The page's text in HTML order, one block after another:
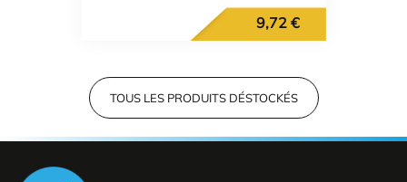
9,72 €
TOUS LES PRODUITS DÉSTOCKÉS